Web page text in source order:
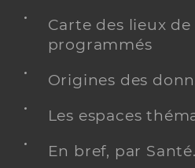
Carte des lieux
programmés
Origines des
Les espaces
En bref, par